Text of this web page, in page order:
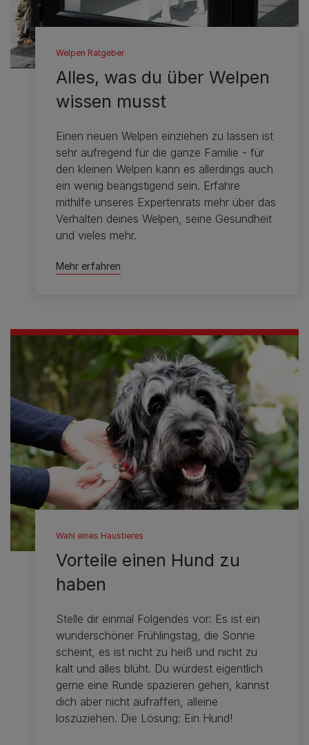
Welpen Ratgeber
Alles, was du über Welpen
wissen musst
Einen neuen Welpen einziehen zu lassen ist
sehr aufregend für die ganze Familie - für
den kleinen Welpen kann es allerdings auch
ein wenig beängstigend sein. Erfahre
mithilfe unseres Expertenrats mehr über das
Verhalten deines Welpen, seine Gesundheit
und vieles mehr.
Mehr erfahren
Wahl eines Haustieres
Vorteile einen Hund zu
haben
Stelle dir einmal Folgendes vor: Es ist ein
wunderschöner Frühlingstag, die Sonne
scheint, es ist nicht zu heiß und nicht zu
kalt und alles blüht. Du würdest eigentlich
gerne eine Runde spazieren gehen, kannst
dich aber nicht aufraffen, alleine
loszuziehen. Die Lösung: Ein Hund!